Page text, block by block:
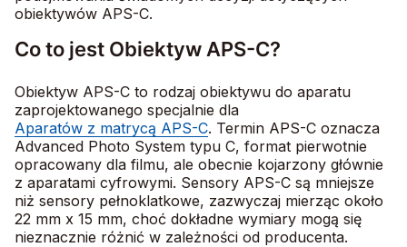
obiektywów APS-C.
Co to jest Obiektyw APS-C?
Obiektyw APS-C to rodzaj obiektywu do aparatu
zaprojektowanego specjalnie dla
Aparatów z matrycą APS-C. Termin APS-C oznacza
Advanced Photo System typu C, format pierwotnie
opracowany dla filmu, ale obecnie kojarzony głównie
z aparatami cyfrowymi. Sensory APS-C są mniejsze
niż sensory pełnoklatkowe, zazwyczaj mierząc około
22 mm x 15 mm, choć dokładne wymiary mogą się
nieznacznie różnić w zależności od producenta.